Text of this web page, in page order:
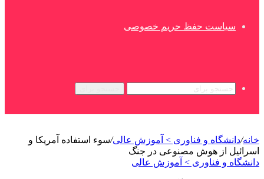
سیاست حفظ حریم خصوصی
خانه/دانشگاه و فناوری > آموزش عالی/سوء استفاده آمریکا و
اسرائیل از هوش مصنوعی در جنگ
دانشگاه و فناوری > آموزش عالی